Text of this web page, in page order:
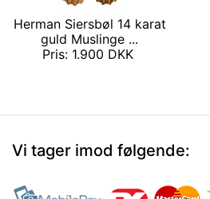
Herman Siersbøl 14 karat
guld Muslinge ...
Pris: 1.900 DKK
Vi tager imod følgende: